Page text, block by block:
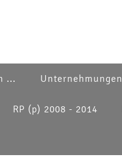
... Unternehmungen
RP (p) 2008 - 2014